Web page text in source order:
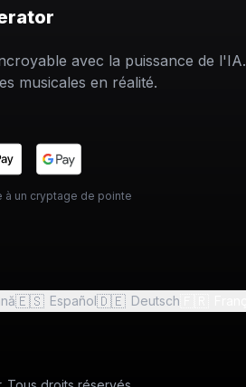
avec la puissance de l'IA.
musicales en réalité.
à un cryptage de pointe
🇪🇸 Español🇩🇪 Deutsch